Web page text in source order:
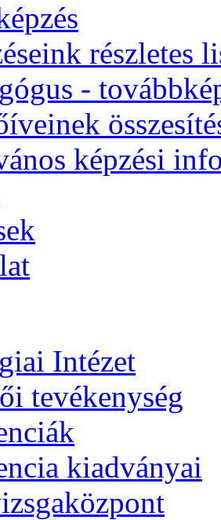
részletes
-
képzési
Intézet
tevékenység
kiadványai